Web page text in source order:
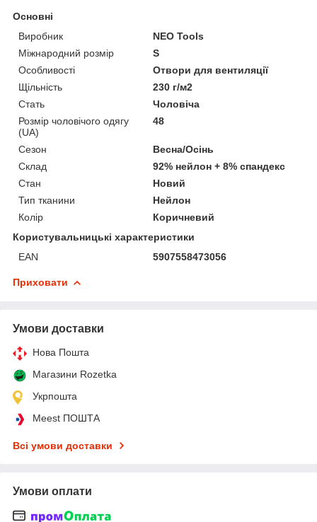
Основні
Виробник
NEO Tools
Міжнародний розмір
S
Особливості
Отвори для вентиляції
Щільність
230 г/м2
Стать
Чоловіча
Розмір чоловічого одягу
(UA)
48
Сезон
Весна/Осінь
Склад
92% нейлон + 8% спандекс
Стан
Новий
Тип тканини
Нейлон
Колір
Коричневий
Користувальницькі характеристики
EAN
5907558473056
Приховати
Умови доставки
Нова Пошта
Магазини Rozetka
Укрпошта
Meest ПОШТА
Всі умови доставки
Умови оплати